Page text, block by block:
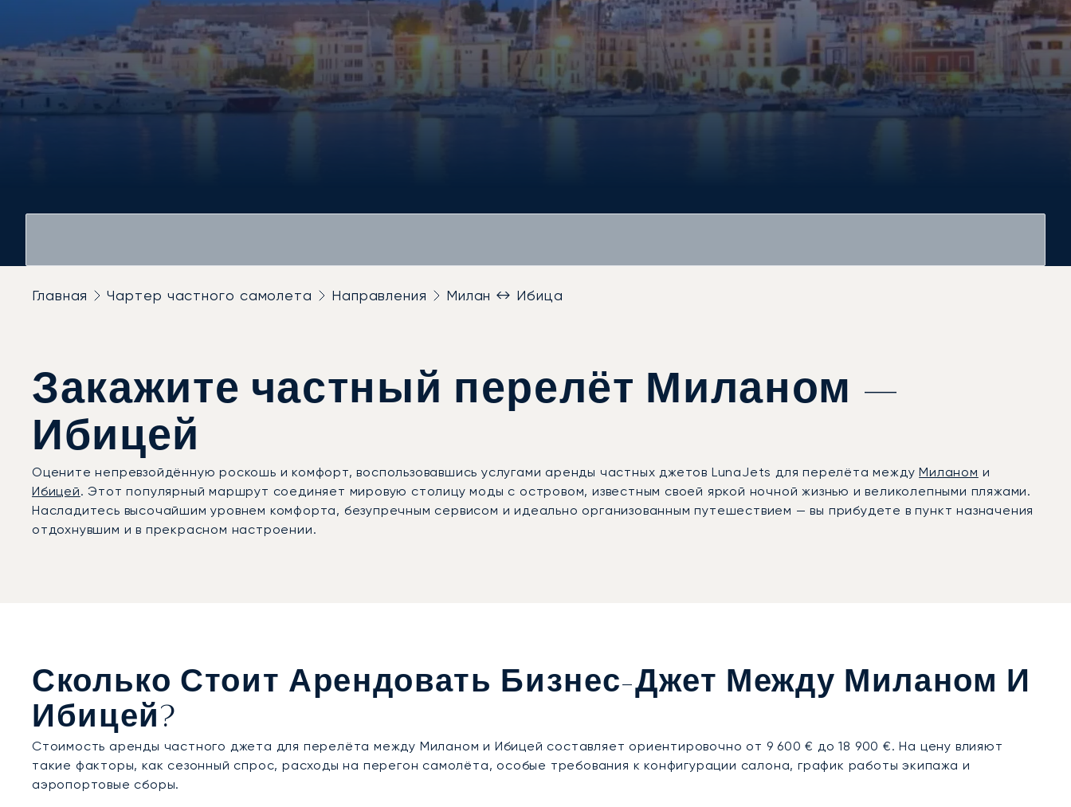
Главная Чартер частного самолета Направления Милан ↔ Ибица
Закажите частный перелёт Миланом —
Ибицей
Оцените непревзойдённую роскошь и комфорт, воспользовавшись услугами аренды частных джетов LunaJets для перелёта междуМиланом и
Ибицей. Этот популярный маршрут соединяет мировую столицу моды с островом, известным своей яркой ночной жизнью и великолепными пляжами.
Насладитесь высочайшим уровнем комфорта, безупречным сервисом и идеально организованным путешествием — вы прибудете в пункт назначения
отдохнувшим и в прекрасном настроении.
Сколько Стоит Арендовать Бизнес-Джет Между Миланом И
Ибицей?
Стоимость аренды частного джета для перелёта между Миланом и Ибицей составляет ориентировочно от 9 600 € до 18 900 €. На цену влияют
такие факторы, как сезонный спрос, расходы на перегон самолёта, особые требования к конфигурации салона, график работы экипажа и
аэропортовые сборы.